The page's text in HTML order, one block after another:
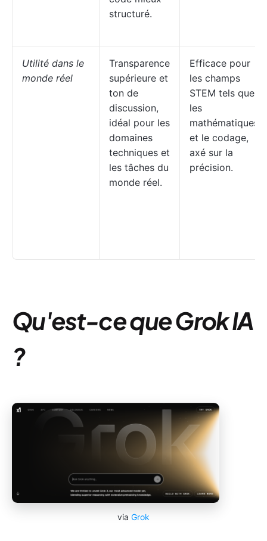
structuré.
Utilité dans le
monde réel
Transparence
supérieure et
ton de
discussion,
idéal pour les
domaines
techniques et
les tâches du
monde réel.
Efficace pour
les champs
STEM tels que
les
mathématiques
et le codage,
axé sur la
précision.
Qu'est-ce que Grok IA
?
via Grok